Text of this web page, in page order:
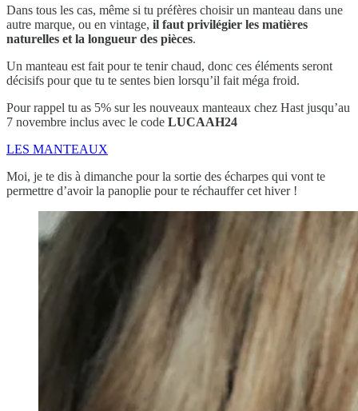
Dans tous les cas, même si tu préfères choisir un manteau dans une
autre marque, ou en vintage, il faut privilégier les matières
naturelles et la longueur des pièces.
Un manteau est fait pour te tenir chaud, donc ces éléments seront
décisifs pour que tu te sentes bien lorsqu’il fait méga froid.
Pour rappel tu as 5% sur les nouveaux manteaux chez Hast jusqu’au
7 novembre inclus avec le code LUCAAH24
LES MANTEAUX
Moi, je te dis à dimanche pour la sortie des écharpes qui vont te
permettre d’avoir la panoplie pour te réchauffer cet hiver !